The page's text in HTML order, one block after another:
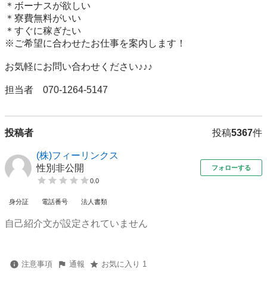
＊ボーナスが欲しい
＊寮費無料がいい
＊すぐに稼ぎたい
※ご希望に合わせたお仕事を案内します！
お気軽にお問い合わせください♪♪♪
担当者　070‐1264-5147
投稿者 投稿5367件
(株)フィーリンクス
性別非公開
0.0
フォローする
身分証 電話番号 法人書類
自己紹介文が設定されていません
注意事項 通報 お気に入り 1